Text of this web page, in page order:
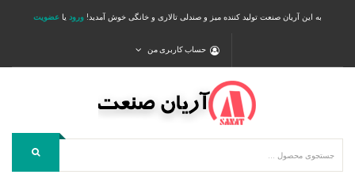
به این آریان صنعت تولید کننده میز و صندلی تالاری و خانگی خوش آمدید! ورود یا عضویت
حساب کاربری من